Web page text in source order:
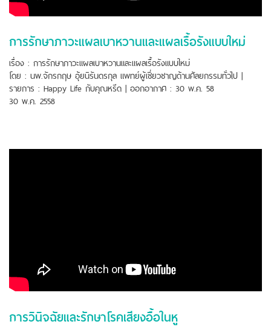
การรักษาภาวะแผลเบาหวานและแผลเรื้อรังแบบใหม่
เรื่อง : การรักษาภาวะแผลเบาหวานและแผลเรื้อรังแบบใหม่
โดย : นพ.จักรกฤษ อุ้ยนิรันดรกุล แพทย์ผู้เชี่ยวชาญด้านศัลยกรรมทั่วไป |
รายการ : Happy Life กับคุณหรีด | ออกอากาศ : 30 พ.ค. 58
30 พ.ค. 2558
การวินิจฉัยและรักษาโรคเสียงอื้อในหู